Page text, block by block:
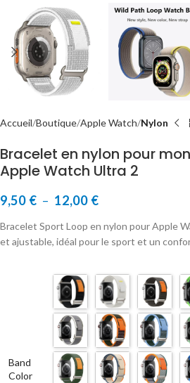
Accueil Boutique Apple Watch Nylon
Bracelet en nylon pour
Apple Watch Ultra 2
9,50 € – 12,00 €
Bracelet Sport Loop en nylon pour Apple
et ajustable, idéal pour le sport et un
Band
Color